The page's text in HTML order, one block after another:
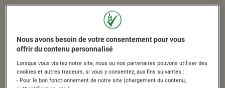
Arôme artificiel
Nous avons besoin de votre consentement pour vous
offrir du contenu personnalisé
Lorsque vous visitez notre site, nous ou nos partenaires pouvons utiliser des
cookies et autres traceurs, si vous y consentez, aux fins suivantes :
- Pour le bon fonctionnement de notre site (chargement du contenu,